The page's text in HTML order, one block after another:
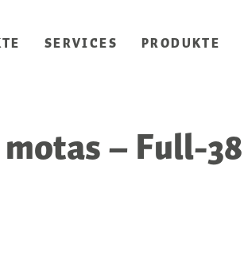
SERVICES PRODUKTE
– Full-38